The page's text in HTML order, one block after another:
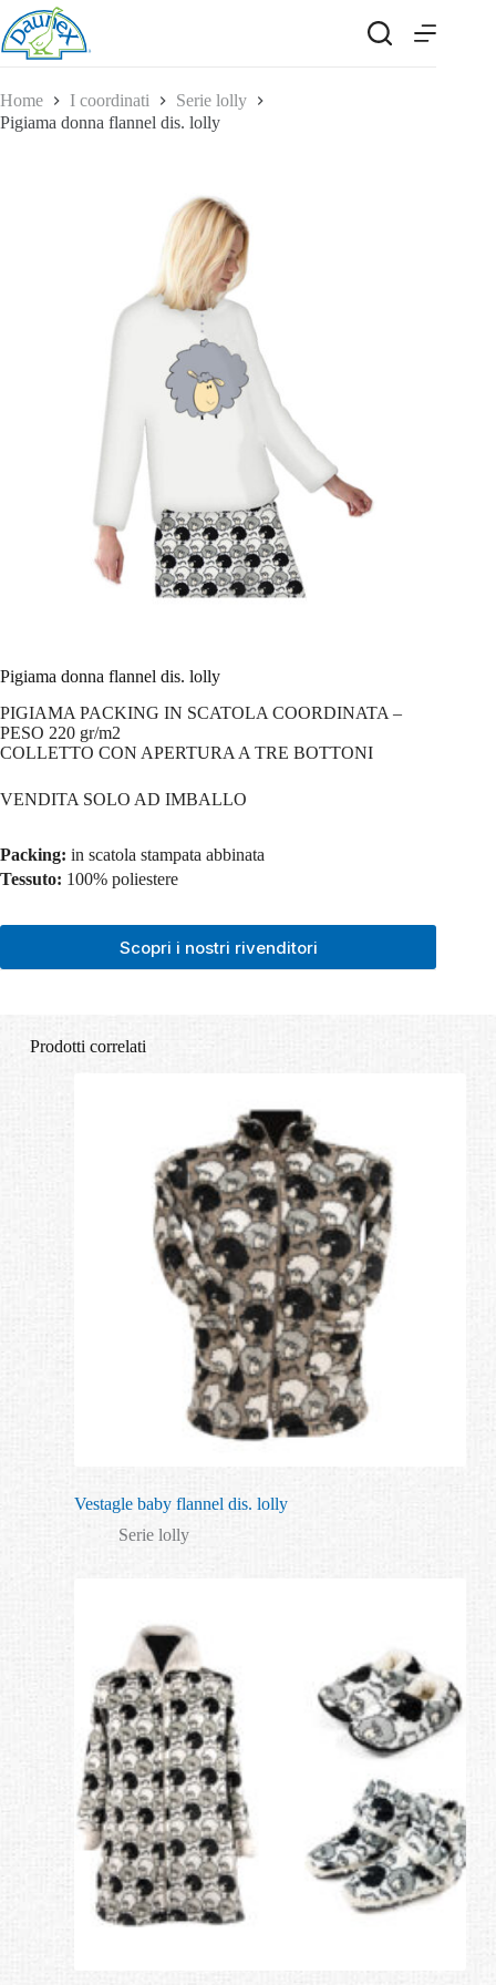
Salta
al
contenuto
Home I coordinati
Serie lolly
Pigiama donna flannel dis. lolly
Pigiama donna flannel dis. lolly
PIGIAMA PACKING IN SCATOLA COORDINATA –
PESO 220 gr/m2
COLLETTO CON APERTURA A TRE BOTTONI
VENDITA SOLO AD IMBALLO
Packing: in scatola stampata abbinata
Tessuto: 100% poliestere
Scopri i nostri rivenditori
Prodotti correlati
Vestagle baby flannel dis. lolly
Serie lolly